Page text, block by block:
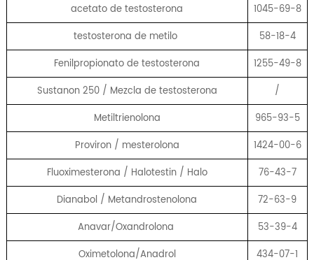
acetato de testosterona
1045-69-8
testosterona de metilo
58-18-4
Fenilpropionato de testosterona
1255-49-8
Sustanon 250 / Mezcla de testosterona
/
Metiltrienolona
965-93-5
Proviron / mesterolona
1424-00-6
Fluoximesterona / Halotestin / Halo
76-43-7
Dianabol / Metandrostenolona
72-63-9
Anavar/Oxandrolona
53-39-4
Oximetolona/Anadrol
434-07-1